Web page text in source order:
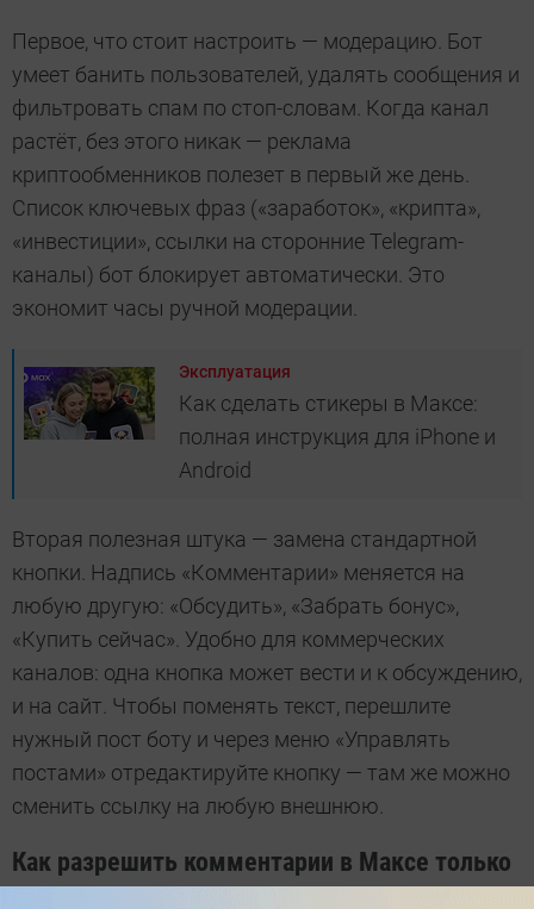
Первое, что стоит настроить — модерацию. Бот
умеет банить пользователей, удалять сообщения и
фильтровать спам по стоп-словам. Когда канал
растёт, без этого никак — реклама
криптообменников полезет в первый же день.
Список ключевых фраз («заработок», «крипта»,
«инвестиции», ссылки на сторонние Telegram-
каналы) бот блокирует автоматически. Это
экономит часы ручной модерации.
Эксплуатация
Как сделать стикеры в Максе:
полная инструкция для iPhone и
Android
Вторая полезная штука — замена стандартной
кнопки. Надпись «Комментарии» меняется на
любую другую: «Обсудить», «Забрать бонус»,
«Купить сейчас». Удобно для коммерческих
каналов: одна кнопка может вести и к обсуждению,
и на сайт. Чтобы поменять текст, перешлите
нужный пост боту и через меню «Управлять
постами» отредактируйте кнопку — там же можно
сменить ссылку на любую внешнюю.
Как разрешить комментарии в Максе только
подписчикам